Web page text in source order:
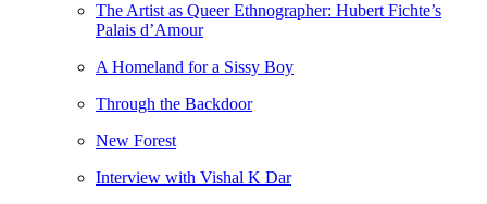
The Artist as Queer Ethnographer: Hubert Fichte’s
Palais d’Amour
A Homeland for a Sissy Boy
Through the Backdoor
New Forest
Interview with Vishal K Dar